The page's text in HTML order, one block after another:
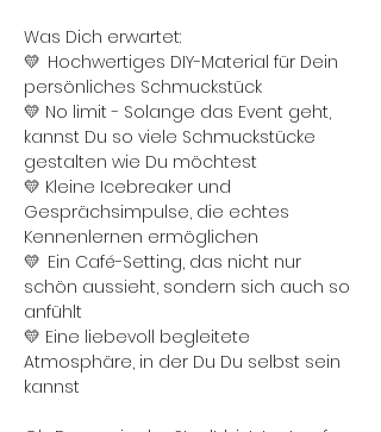
Was Dich erwartet:
💛  Hochwertiges DIY-Material für Dein
persönliches Schmuckstück
💛 No limit - Solange das Event geht,
kannst Du so viele Schmuckstücke
gestalten wie Du möchtest
💛 Kleine Icebreaker und
Gesprächsimpulse, die echtes
Kennenlernen ermöglichen
💛  Ein Café-Setting, das nicht nur
schön aussieht, sondern sich auch so
anfühlt
💛 Eine liebevoll begleitete
Atmosphäre, in der Du Du selbst sein
kannst